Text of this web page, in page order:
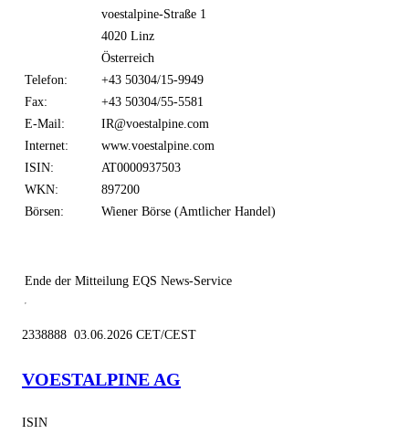
voestalpine-Straße 1
4020 Linz
Österreich
Telefon:
+43 50304/15-9949
Fax:
+43 50304/55-5581
E-Mail:
IR@voestalpine.com
Internet:
www.voestalpine.com
ISIN:
AT0000937503
WKN:
897200
Börsen:
Wiener Börse (Amtlicher Handel)
Ende der Mitteilung EQS News-Service
2338888 03.06.2026 CET/CEST
VOESTALPINE AG
ISIN